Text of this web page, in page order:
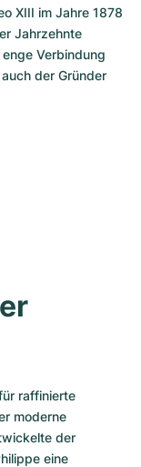
XIII im Jahre 1878
Jahrzehnte
Verbindung
der Gründer
raffinierte
moderne
der
eine